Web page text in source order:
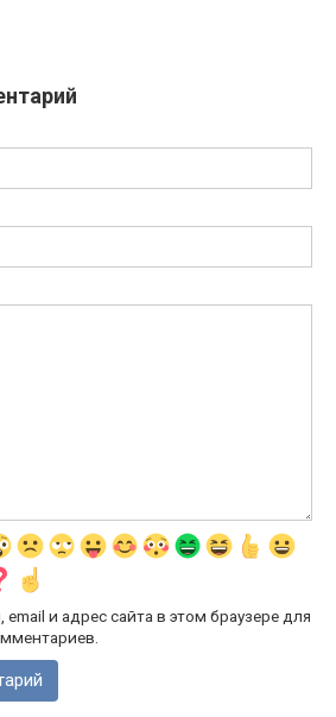
и адрес сайта в этом браузере для